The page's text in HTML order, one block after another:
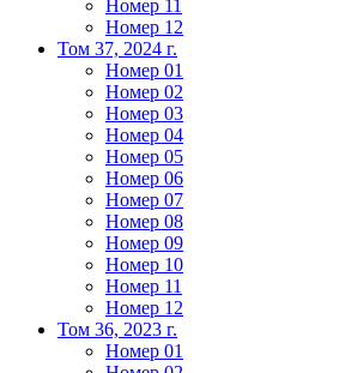
Номер 11
Номер 12
Том 37, 2024 г.
Номер 01
Номер 02
Номер 03
Номер 04
Номер 05
Номер 06
Номер 07
Номер 08
Номер 09
Номер 10
Номер 11
Номер 12
Том 36, 2023 г.
Номер 01